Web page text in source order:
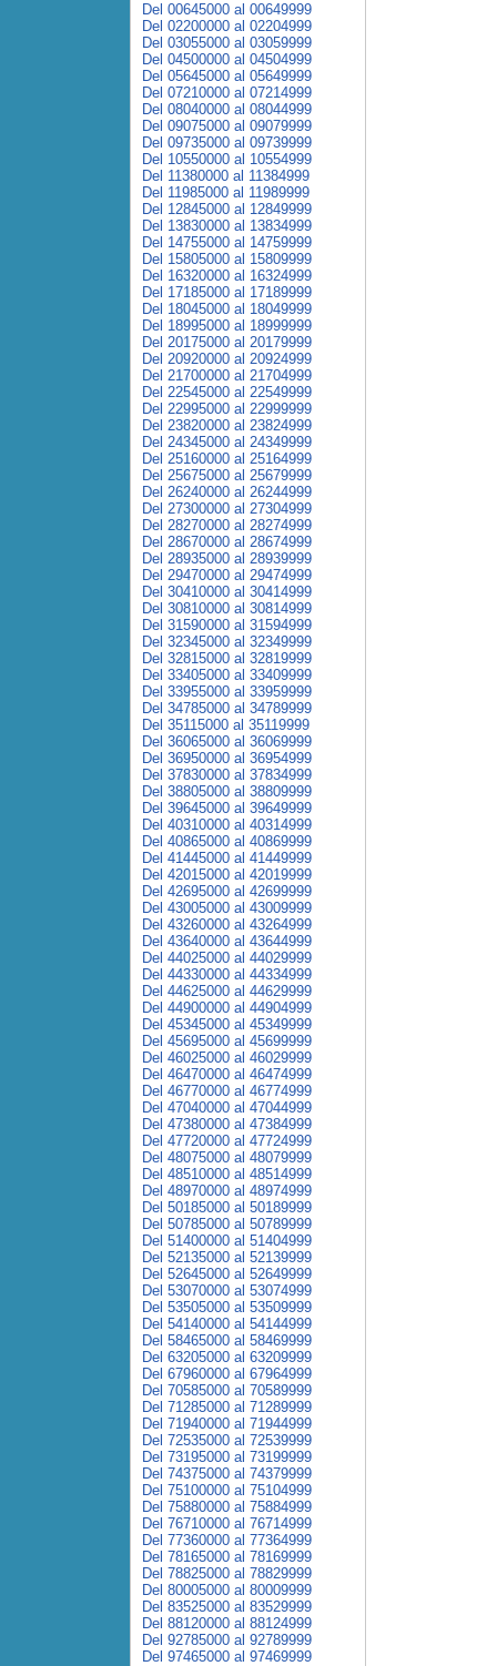
Del 00645000 al 00649999
Del 02200000 al 02204999
Del 03055000 al 03059999
Del 04500000 al 04504999
Del 05645000 al 05649999
Del 07210000 al 07214999
Del 08040000 al 08044999
Del 09075000 al 09079999
Del 09735000 al 09739999
Del 10550000 al 10554999
Del 11380000 al 11384999
Del 11985000 al 11989999
Del 12845000 al 12849999
Del 13830000 al 13834999
Del 14755000 al 14759999
Del 15805000 al 15809999
Del 16320000 al 16324999
Del 17185000 al 17189999
Del 18045000 al 18049999
Del 18995000 al 18999999
Del 20175000 al 20179999
Del 20920000 al 20924999
Del 21700000 al 21704999
Del 22545000 al 22549999
Del 22995000 al 22999999
Del 23820000 al 23824999
Del 24345000 al 24349999
Del 25160000 al 25164999
Del 25675000 al 25679999
Del 26240000 al 26244999
Del 27300000 al 27304999
Del 28270000 al 28274999
Del 28670000 al 28674999
Del 28935000 al 28939999
Del 29470000 al 29474999
Del 30410000 al 30414999
Del 30810000 al 30814999
Del 31590000 al 31594999
Del 32345000 al 32349999
Del 32815000 al 32819999
Del 33405000 al 33409999
Del 33955000 al 33959999
Del 34785000 al 34789999
Del 35115000 al 35119999
Del 36065000 al 36069999
Del 36950000 al 36954999
Del 37830000 al 37834999
Del 38805000 al 38809999
Del 39645000 al 39649999
Del 40310000 al 40314999
Del 40865000 al 40869999
Del 41445000 al 41449999
Del 42015000 al 42019999
Del 42695000 al 42699999
Del 43005000 al 43009999
Del 43260000 al 43264999
Del 43640000 al 43644999
Del 44025000 al 44029999
Del 44330000 al 44334999
Del 44625000 al 44629999
Del 44900000 al 44904999
Del 45345000 al 45349999
Del 45695000 al 45699999
Del 46025000 al 46029999
Del 46470000 al 46474999
Del 46770000 al 46774999
Del 47040000 al 47044999
Del 47380000 al 47384999
Del 47720000 al 47724999
Del 48075000 al 48079999
Del 48510000 al 48514999
Del 48970000 al 48974999
Del 50185000 al 50189999
Del 50785000 al 50789999
Del 51400000 al 51404999
Del 52135000 al 52139999
Del 52645000 al 52649999
Del 53070000 al 53074999
Del 53505000 al 53509999
Del 54140000 al 54144999
Del 58465000 al 58469999
Del 63205000 al 63209999
Del 67960000 al 67964999
Del 70585000 al 70589999
Del 71285000 al 71289999
Del 71940000 al 71944999
Del 72535000 al 72539999
Del 73195000 al 73199999
Del 74375000 al 74379999
Del 75100000 al 75104999
Del 75880000 al 75884999
Del 76710000 al 76714999
Del 77360000 al 77364999
Del 78165000 al 78169999
Del 78825000 al 78829999
Del 80005000 al 80009999
Del 83525000 al 83529999
Del 88120000 al 88124999
Del 92785000 al 92789999
Del 97465000 al 97469999